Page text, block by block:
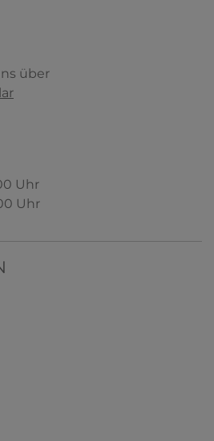
Herren Tank Top auch in
(+10 cm) Herren
aus 100% Bio-
über
Uhr
Uhr